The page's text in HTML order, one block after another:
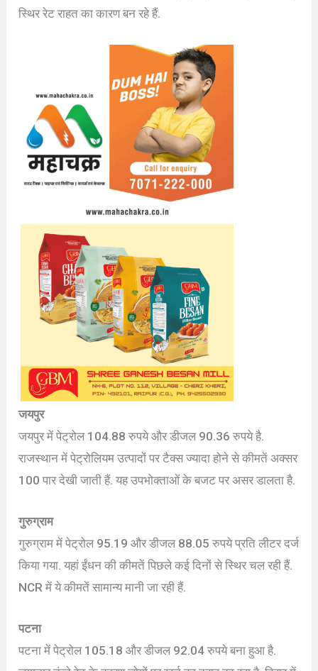
स्थिर रेट राहत का कारण बन रहे हैं.
जयपुर
जयपुर में पेट्रोल 104.88 रुपये और डीजल 90.36 रुपये है.
राजस्थान में पेट्रोलियम उत्पादों पर टैक्स ज्यादा होने से कीमतें अक्सर
100 पार देखी जाती हैं. यह उपभोक्ताओं के बजट पर असर डालता है.
गुरुग्राम
गुरुग्राम में पेट्रोल 95.19 और डीजल 88.05 रुपये प्रति लीटर दर्ज
किया गया. यहां ईंधन की कीमतें पिछले कई दिनों से स्थिर चल रही हैं.
NCR में ये कीमतें सामान्य मानी जा रही हैं.
पटना
पटना में पेट्रोल 105.18 और डीजल 92.04 रुपये बना हुआ है.